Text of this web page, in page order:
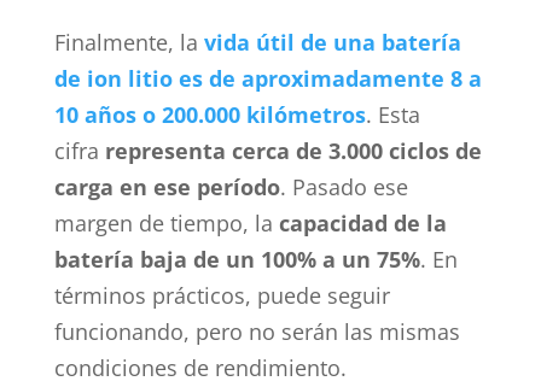
Finalmente, la vida útil de una batería
de ion litio es de aproximadamente 8 a
10 años o 200.000 kilómetros. Esta
cifra representa cerca de 3.000 ciclos de
carga en ese período. Pasado ese
margen de tiempo, la capacidad de la
batería baja de un 100% a un 75%. En
términos prácticos, puede seguir
funcionando, pero no serán las mismas
condiciones de rendimiento.